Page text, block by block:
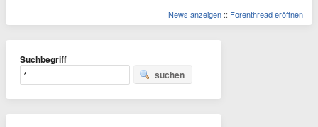
News anzeigen :: Forenthread eröffnen
Suchbegriff
suchen